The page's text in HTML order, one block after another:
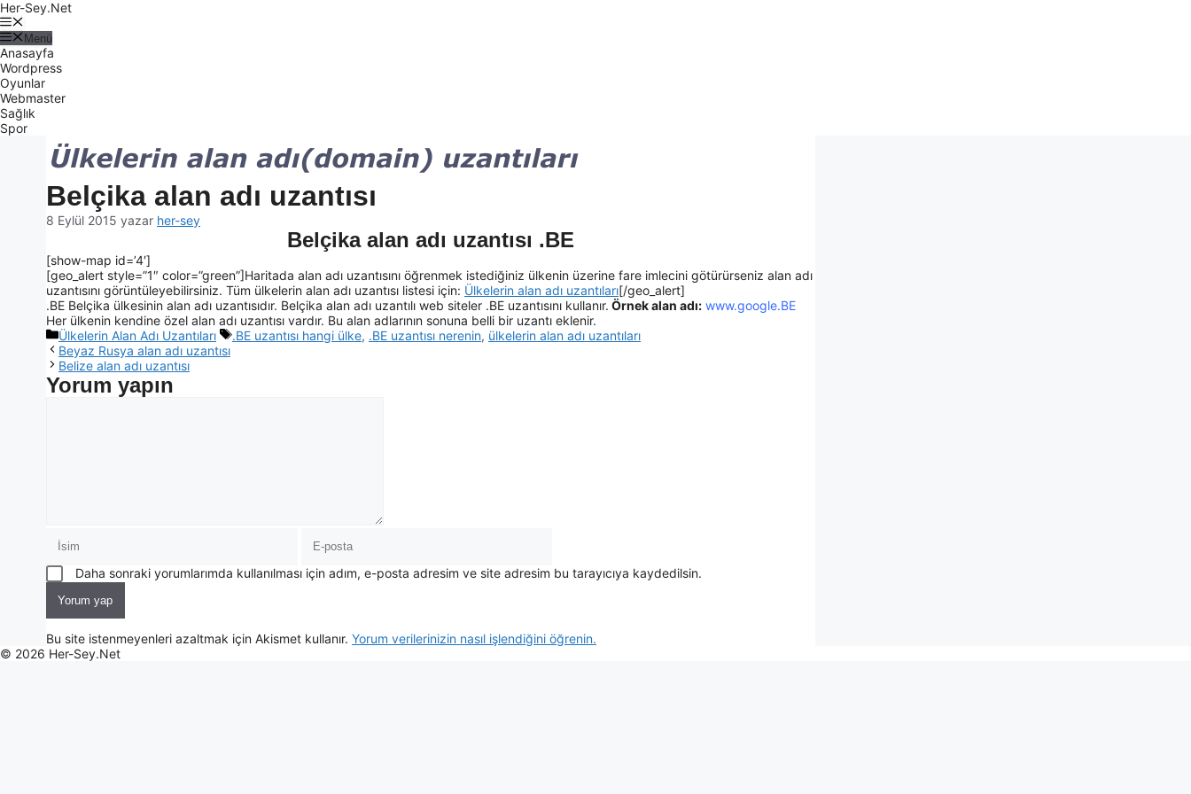
Her-Sey.Net
Menü
Anasayfa
Wordpress
Oyunlar
Webmaster
Sağlık
Spor
Belçika alan adı uzantısı
8 Eylül 2015 yazar her-sey
Belçika alan adı uzantısı .BE
[show-map id=’4′]
[geo_alert style=”1″ color=”green”]Haritada alan adı uzantısını öğrenmek istediğiniz ülkenin üzerine fare imlecini götürürseniz alan adı
uzantısını görüntüleyebilirsiniz. Tüm ülkelerin alan adı uzantısı listesi için: Ülkelerin alan adı uzantıları[/geo_alert]
.BE Belçika ülkesinin alan adı uzantısıdır. Belçika alan adı uzantılı web siteler .BE uzantısını kullanır. Örnek alan adı: www.google.BE
Her ülkenin kendine özel alan adı uzantısı vardır. Bu alan adlarının sonuna belli bir uzantı eklenir.
Ülkelerin Alan Adı Uzantıları
.BE uzantısı hangi ülke, .BE uzantısı nerenin, ülkelerin alan adı uzantıları
Beyaz Rusya alan adı uzantısı
Belize alan adı uzantısı
Yorum yapın
Daha sonraki yorumlarımda kullanılması için adım, e-posta adresim ve site adresim bu tarayıcıya kaydedilsin.
Bu site istenmeyenleri azaltmak için Akismet kullanır. Yorum verilerinizin nasıl işlendiğini öğrenin.
© 2026 Her-Sey.Net